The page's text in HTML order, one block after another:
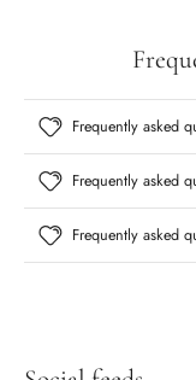
Frequently asked
Frequently asked
Frequently asked